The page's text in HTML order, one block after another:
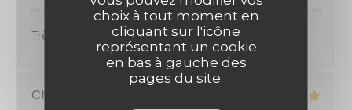
choix à tout moment en
cliquant sur l'icône
représentant un cookie
en bas à gauche des
pages du site.
Très bon service, bon accueil :)
Christian